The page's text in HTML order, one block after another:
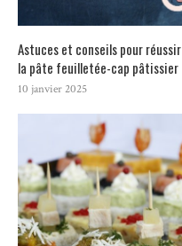
Astuces et conseils pour réussir
la pâte feuilletée-cap pâtissier
10 janvier 2025